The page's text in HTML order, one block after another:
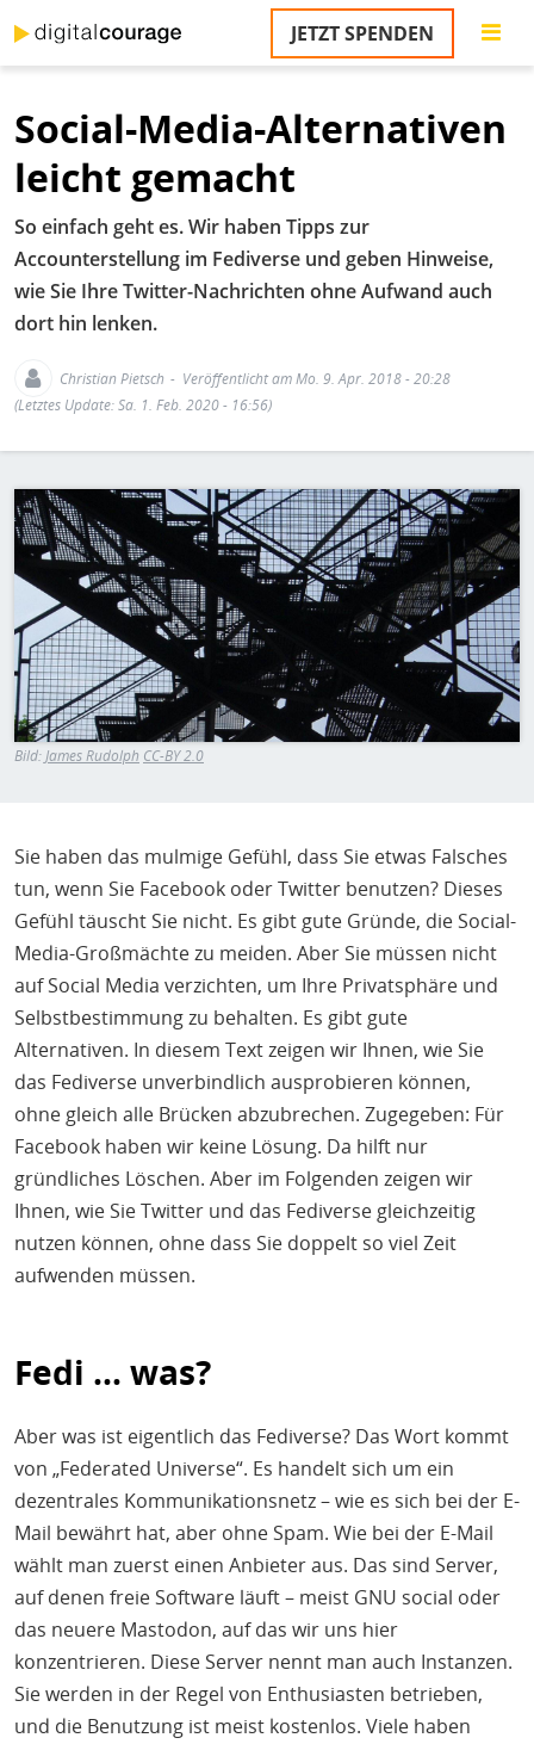
zum
Inhalt
JETZT SPENDEN
Social-Media-Alternativen
leicht gemacht
So einfach geht es. Wir haben Tipps zur
Accounterstellung im Fediverse und geben Hinweise,
wie Sie Ihre Twitter-Nachrichten ohne Aufwand auch
dort hin lenken.
Christian Pietsch
Veröffentlicht am Mo. 9. Apr. 2018 - 20:28
(Letztes Update: Sa. 1. Feb. 2020 - 16:56)
Bild
Bild:James Rudolph CC-BY 2.0
Sie haben das mulmige Gefühl, dass Sie etwas Falsches
tun, wenn Sie Facebook oder Twitter benutzen? Dieses
Gefühl täuscht Sie nicht. Es gibt gute Gründe, die Social-
Media-Großmächte zu meiden. Aber Sie müssen nicht
auf Social Media verzichten, um Ihre Privatsphäre und
Selbstbestimmung zu behalten. Es gibt gute
Alternativen. In diesem Text zeigen wir Ihnen, wie Sie
das Fediverse unverbindlich ausprobieren können,
ohne gleich alle Brücken abzubrechen. Zugegeben: Für
Facebook haben wir keine Lösung. Da hilft nur
gründliches Löschen. Aber im Folgenden zeigen wir
Ihnen, wie Sie Twitter und das Fediverse gleichzeitig
nutzen können, ohne dass Sie doppelt so viel Zeit
aufwenden müssen.
Fedi ... was?
Aber was ist eigentlich das Fediverse? Das Wort kommt
von „Federated Universe“. Es handelt sich um ein
dezentrales Kommunikationsnetz – wie es sich bei der E-
Mail bewährt hat, aber ohne Spam. Wie bei der E-Mail
wählt man zuerst einen Anbieter aus. Das sind Server,
auf denen freie Software läuft – meist GNU social oder
das neuere Mastodon, auf das wir uns hier
konzentrieren. Diese Server nennt man auch Instanzen.
Sie werden in der Regel von Enthusiasten betrieben,
und die Benutzung ist meist kostenlos. Viele haben